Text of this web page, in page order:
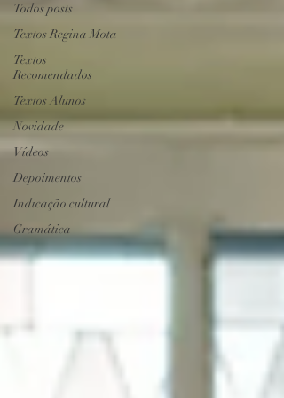
Todos posts
Textos Regina Mota
Textos
Recomendados
Textos Alunos
Novidade
Vídeos
Depoimentos
Indicação cultural
Gramática